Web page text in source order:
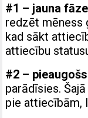
#1 – jauna
redzēt mēness
kad sākt
attiecību
#2 –
parādīsies.
pie attiecībām,